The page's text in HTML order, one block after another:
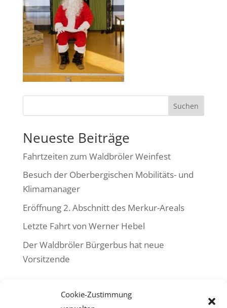
Cookie-Zustimmung
Suchen
Neueste Beiträge
Fahrtzeiten zum Waldbröler Weinfest
Besuch der Oberbergischen Mobilitäts- und
Klimamanager
Eröffnung 2. Abschnitt des Merkur-Areals
Letzte Fahrt von Werner Hebel
Der Waldbröler Bürgerbus hat neue
Vorsitzende
Neueste Kommentare